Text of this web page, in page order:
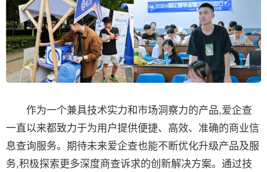
作为一个兼具技术实力和市场洞察力的产品,爱企查
一直以来都致力于为用户提供便捷、高效、准确的商业信
息查询服务。期待未来爱企查也能不断优化升级产品及服
务,积极探索更多深度商查诉求的创新解决方案。通过技